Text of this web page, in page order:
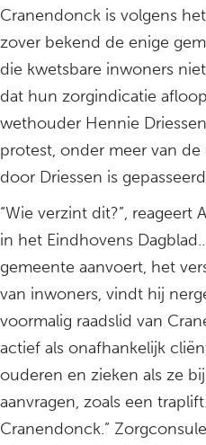
Cranendonck is volgens
zover bekend de enige
die kwetsbare inwoners
dat hun zorgindicatie
wethouder Hennie
protest, onder meer van de
door Driessen is
“Wie verzint dit?”, reageert
in het Eindhovens
gemeente aanvoert, het
van inwoners, vindt hij
voormalig raadslid van
actief als onafhankelijk
ouderen en zieken als ze
aanvragen, zoals een
Cranendonck.”